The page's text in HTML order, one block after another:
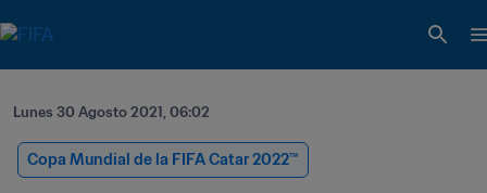
Lunes 30 Agosto 2021, 06:02
Copa Mundial de la FIFA Catar 2022™